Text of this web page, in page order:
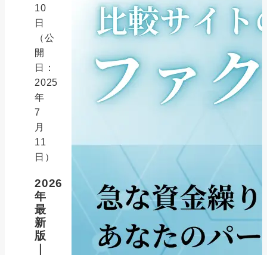
10
日
（公
開
日：
2025
年
7
月
11
日）
2026
年
最
新
版